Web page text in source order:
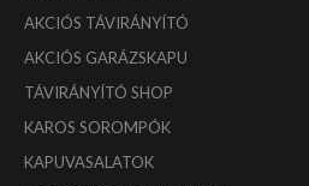
AKCIÓS TÁVIRÁNYÍTÓ
AKCIÓS GARÁZSKAPU
TÁVIRÁNYÍTÓ SHOP
KAROS SOROMPÓK
KAPUVASALATOK